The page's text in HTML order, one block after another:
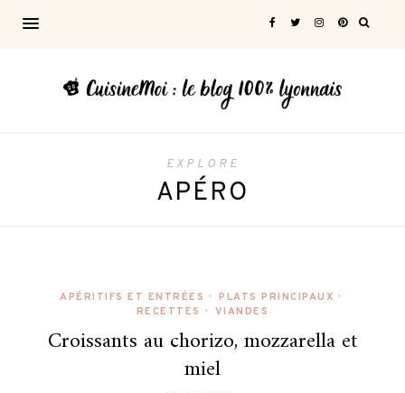
EXPLORE
APÉRO
APÉRITIFS ET ENTRÉES • PLATS PRINCIPAUX •
RECETTES • VIANDES
Croissants au chorizo, mozzarella et
miel